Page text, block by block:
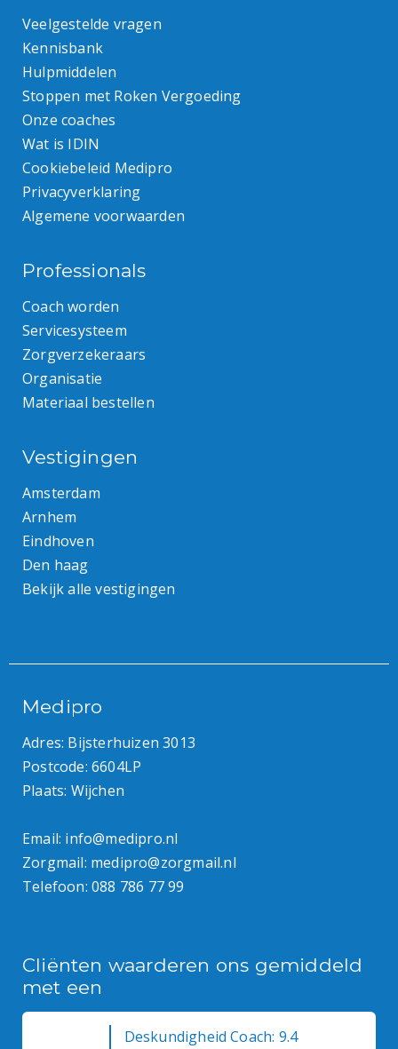
Veelgestelde vragen
Kennisbank
Hulpmiddelen
Stoppen met Roken Vergoeding
Onze coaches
Wat is IDIN
Cookiebeleid Medipro
Privacyverklaring
Algemene voorwaarden
Professionals
Coach worden
Servicesysteem
Zorgverzekeraars
Organisatie
Materiaal bestellen
Vestigingen
Amsterdam
Arnhem
Eindhoven
Den haag
Bekijk alle vestigingen
Medipro
Adres: Bijsterhuizen 3013
Postcode: 6604LP
Plaats: Wijchen
Email: info@medipro.nl
Zorgmail: medipro@zorgmail.nl
Telefoon: 088 786 77 99
Cliënten waarderen ons gemiddeld
met een
Deskundigheid Coach: 9.4